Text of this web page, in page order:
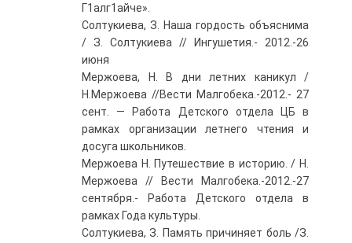
Г1алг1айче».
Солтукиева, З. Наша гордость объяснима
/ З. Солтукиева // Ингушетия.- 2012.-26
июня
Мержоева, Н. В дни летних каникул /
Н.Мержоева //Вести Малгобека.-2012.- 27
сент. — Работа Детского отдела ЦБ в
рамках организации летнего чтения и
досуга школьников.
Мержоева Н. Путешествие в историю. / Н.
Мержоева // Вести Малгобека.-2012.-27
сентября.- Работа Детского отдела в
рамках Года культуры.
Солтукиева, З. Память причиняет боль /З.